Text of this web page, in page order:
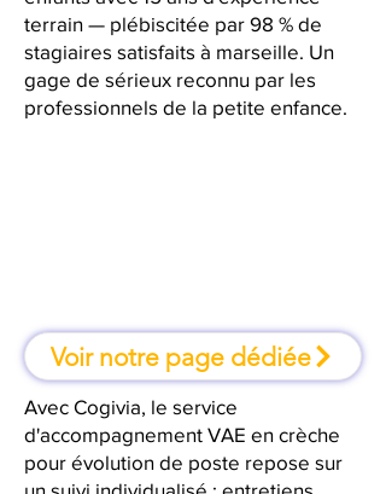
terrain — plébiscitée par 98 % de
stagiaires satisfaits à marseille. Un
gage de sérieux reconnu par les
professionnels de la petite enfance.
Voir notre page dédiée
Avec Cogivia, le service
d'accompagnement VAE en crèche
pour évolution de poste repose sur